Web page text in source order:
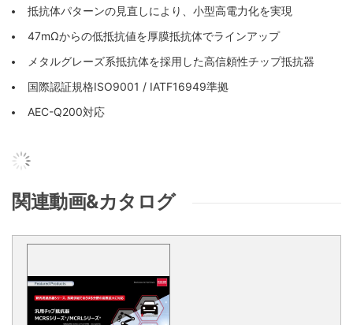
抵抗体パターンの見直しにより、小型高電力化を実現
47mΩからの低抵抗値を厚膜抵抗体でラインアップ
メタルグレーズ系抵抗体を採用した高信頼性チップ抵抗器
国際認証規格ISO9001 / IATF16949準拠
AEC-Q200対応
関連動画&カタログ